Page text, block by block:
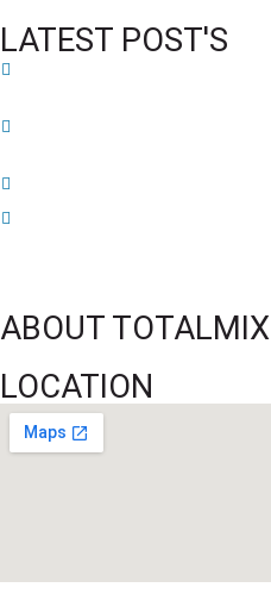
LATEST POST'S
ABOUT TOTALMIX
LOCATION